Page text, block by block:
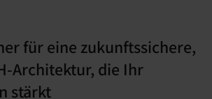
für eine zukunftssichere,
Architektur, die Ihr
stärkt